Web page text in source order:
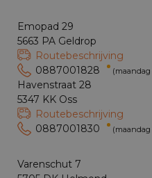
Emopad 29
5663 PA Geldrop
Routebeschrijving
0887001828
(maandag
Havenstraat 28
5347 KK Oss
Routebeschrijving
0887001830
(maandag
Varenschut 7